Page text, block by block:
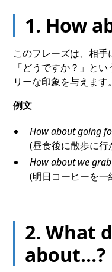
1. How
このフレーズは、相手
「どうですか？」と
リーな印象を与えます。
例文
How about going
(昼食後に散歩に行
How about we
(明日コーヒーを
2. What
about...?